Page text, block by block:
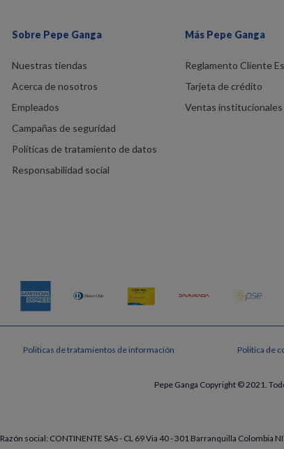
Sobre Pepe Ganga
Nuestras tiendas
Acerca de nosotros
Empleados
Campañas de seguridad
Políticas de tratamiento de datos
Responsabilidad social
Más Pepe Ganga
Reglamento Cliente
Tarjeta de crédito
Ventas institucionales
Politicas de tratamientos de información Politica de
Pepe Ganga Copyright © 2021.
Razón social: CONTINENTE SAS - CL 69 Via 40 - 301 Barranquilla